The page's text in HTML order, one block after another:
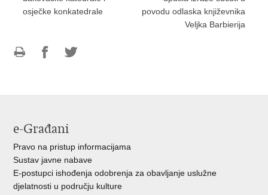
osječke konkatedrale
povodu odlaska književnika
Veljka Barbierija
e-Građani
Pravo na pristup informacijama
Sustav javne nabave
E-postupci ishođenja odobrenja za obavljanje uslužne
djelatnosti u području kulture